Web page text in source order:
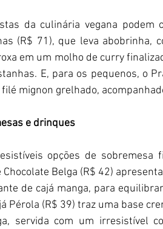
da culinária vegana
(R$ 71), que leva abobrinha,
em um molho de curry
E, para os pequenos, o
mignon grelhado,
e drinques
opções de sobremesa
Chocolate Belga (R$ 42)
de cajá manga, para
Pérola (R$ 39) traz uma base
servida com um irresistível